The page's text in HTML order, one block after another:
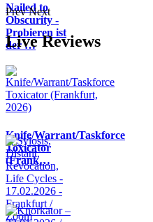
Nailed to
Obscurity -
Probieren ist
der …
Prev Next
Live Reviews
Knife/Warrant/Taskforce
Toxicator
(Frank…